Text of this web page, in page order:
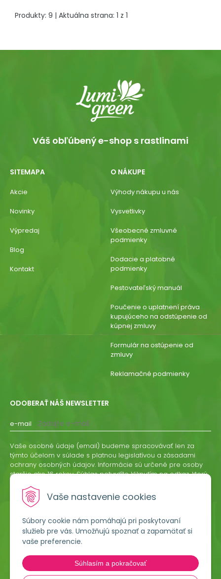
Vaše nastavenie cookies
Súbory cookie nám pomáhajú pri poskytovaní
služieb pre vás. Umožňujú spoznať a zapamätať si
vaše preferencie.
Súhlasím a pokračovať
Produkty: 9 | Aktuálna strana: 1 z 1
Lumigreen, s.r.o.
Hradská 535
Váš obľúbený e-shop s rastlinami
SITEMAPA
Akcie
Novinky
Výpredaj
Blog
Kontakt
O NÁKUPE
Výhody nákupu u nás
Vysvetlivky
Všeobecné zmluvné
podmienky
Dodacie a platobné
podmienky
Pestovateľský manuál
Poučenie o uplatnení práva
kupujúceho na odstúpenie od
kúpnej zmluvy
Formulár na ostúpenie od
zmluvy
Reklamačné podmienky
ODOBERAŤ NÁŠ NEWSLETTER
e-mail
ODOBERAŤ
Vaše osobné údaje (email) budeme spracovávať len za
týmto účelom v súlade s platnou legislatívou a zásadami
ochrany osobných údajov. Informácie sú určené pre osoby
staršie ako 16 rokov. Súhlas potvrdíte kliknutím na odkaz, ktorý
odvolať písomne, emailom alebo kliknutím na odkaz z
ktoréhokoľvek informačného emailu.